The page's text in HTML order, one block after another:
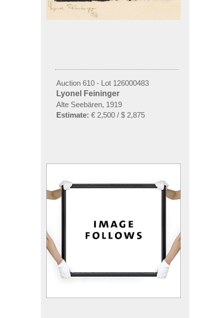
Auction 610 - Lot 126000483
Lyonel Feininger
Alte Seebären, 1919
Estimate: € 2,500 / $ 2,875